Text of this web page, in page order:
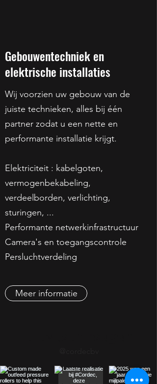
Gebouwentechniek en
elektrische installaties
Wij voorzien uw gebouw van de
juiste technieken, alles bij één
partner zodat u een nette en
performante installatie krijgt.
Elektriciteit : kabelgoten,
vermogenbekabeling,
verdeelborden, verlichting,
sturingen, ...
Performante netwerkinfrastructuur
Camera's en toegangscontrole
Persluchtverdeling
Meer informatie